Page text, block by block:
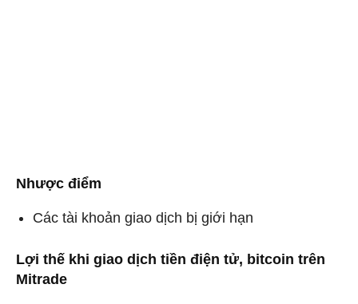
Nhược điểm
Các tài khoản giao dịch bị giới hạn
Lợi thế khi giao dịch tiền điện tử, bitcoin trên
Mitrade